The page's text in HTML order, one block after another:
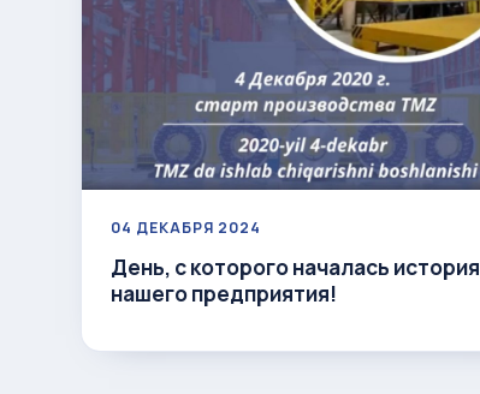
04 ДЕКАБРЯ 2024
День, с которого началась история
нашего предприятия!